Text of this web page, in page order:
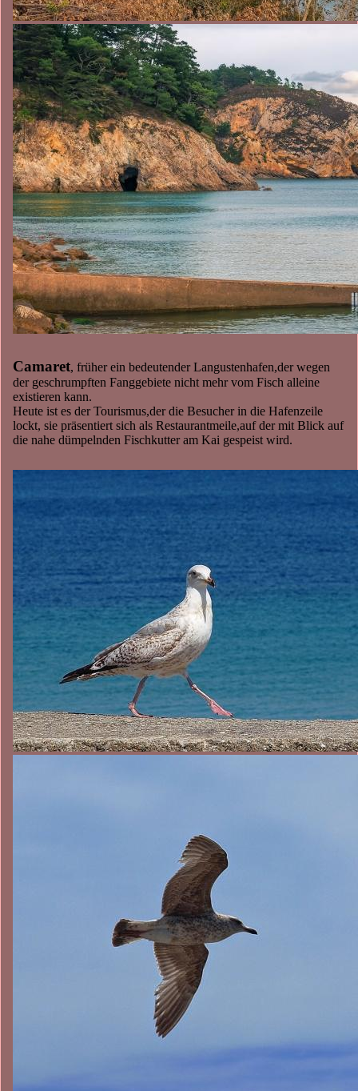
Camaret, früher ein bedeutender Langustenhafen,der wegen
der geschrumpften Fanggebiete nicht mehr vom Fisch alleine
existieren kann.
Heute ist es der Tourismus,der die Besucher in die Hafenzeile
lockt, sie präsentiert sich als Restaurantmeile,auf der mit Blick auf
die nahe dümpelnden Fischkutter am Kai gespeist wird.